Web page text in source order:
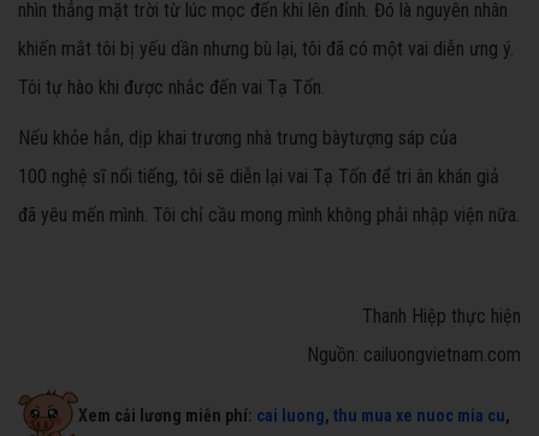
nhìn thẳng mặt trời từ lúc mọc đến khi lên đỉnh. Đó là nguyên nhân
khiến mắt tôi bị yếu dần nhưng bù lại, tôi đã có một vai diễn ưng ý.
Tôi tự hào khi được nhắc đến vai Tạ Tốn.
Nếu khỏe hẳn, dịp khai trương nhà trưng bàytượng sáp của
100 nghệ sĩ nổi tiếng, tôi sẽ diễn lại vai Tạ Tốn để tri ân khán giả
đã yêu mến mình. Tôi chỉ cầu mong mình không phải nhập viện nữa.
Thanh Hiệp thực hiện
Nguồn: cailuongvietnam.com
Xem cải lương miễn phí: cai luong, thu mua xe nuoc mia cu,